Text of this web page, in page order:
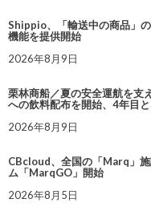
Shippio、「輸送中の商品」
機能を提供開始
2026年8月9日
栗林商船／夏の安全運航を支
への飲料配布を開始、4年目
2026年8月9日
CBcloud、全国の「Marq」
ム「MarqGO」開始
2026年8月5日